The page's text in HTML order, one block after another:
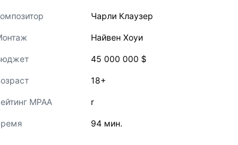
Чарли Клаузер
Найвен Хоуи
45 000 000 $
18+
MPAA r
94 мин.